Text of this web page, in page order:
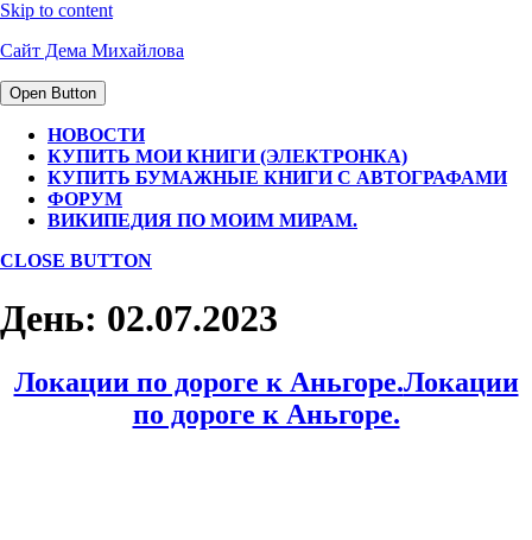
Skip to content
Сайт Дема Михайлова
Open Button
НОВОСТИ
КУПИТЬ МОИ КНИГИ (ЭЛЕКТРОНКА)
КУПИТЬ БУМАЖНЫЕ КНИГИ С АВТОГРАФАМИ
ФОРУМ
ВИКИПЕДИЯ ПО МОИМ МИРАМ.
CLOSE BUTTON
День: 02.07.2023
Локации по дороге к Аньгоре.Локации
по дороге к Аньгоре.